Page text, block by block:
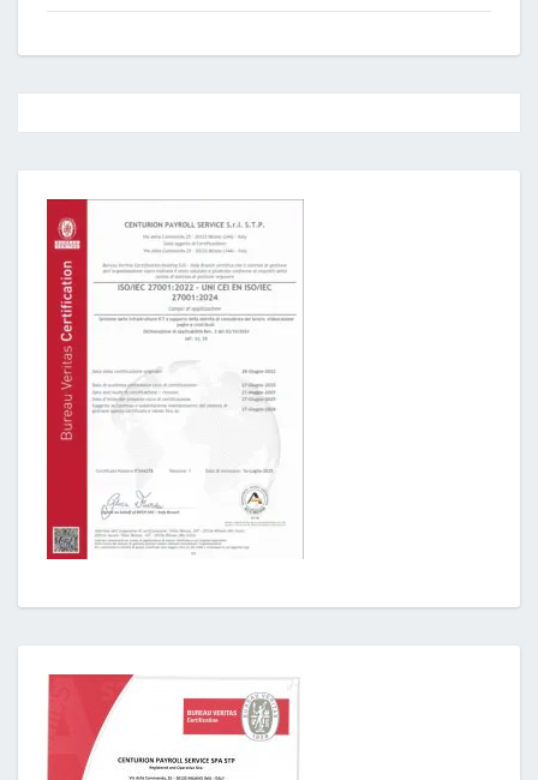
navigation